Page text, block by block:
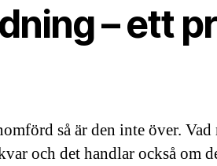
– ett
så är den inte över. Vad
och det handlar också om